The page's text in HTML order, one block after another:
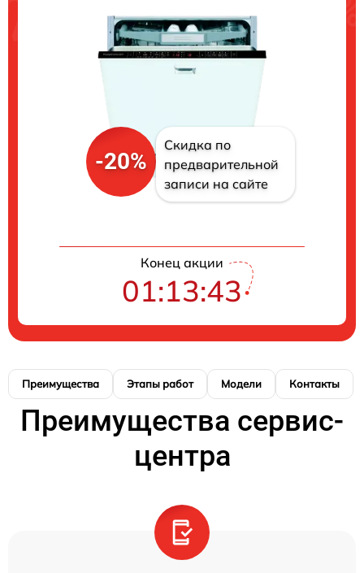
-20%
Скидка по
предварительной
записи на сайте
Конец акции
01:13:42
Преимущества Этапы работ Модели Контакты
Преимущества сервис-
центра